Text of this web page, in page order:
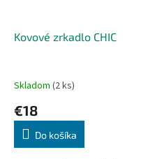
Kovové zrkadlo CHIC
Skladom (2 ks)
€18
Do košíka